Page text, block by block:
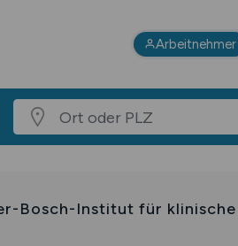
Arbeitnehmer
Bosch-Institut für